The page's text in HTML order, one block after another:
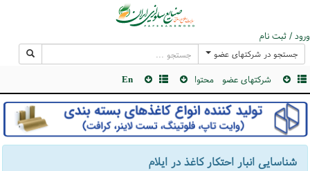
ورود / ثبت نام
جستجو در شرکتهای عضو
شرکتهای عضو محتوا En
شناسایی انبار احتکار کاغذ در ایلام